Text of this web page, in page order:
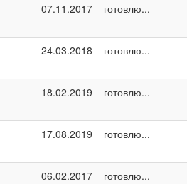
07.11.2017 готовлю...
24.03.2018 готовлю...
18.02.2019 готовлю...
17.08.2019 готовлю...
06.02.2017 готовлю...